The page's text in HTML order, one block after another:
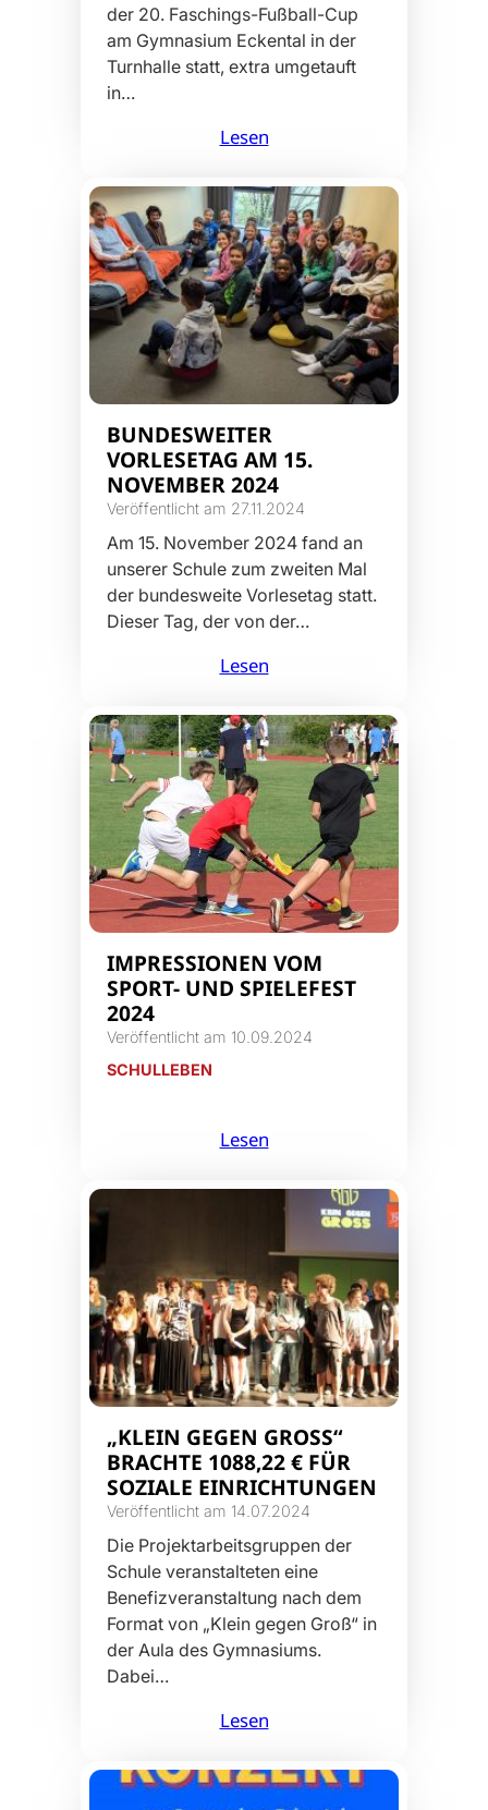
der 20. Faschings-Fußball-Cup
am Gymnasium Eckental in der
Turnhalle statt, extra umgetauft
in…
Lesen
BUNDESWEITER
VORLESETAG AM 15.
NOVEMBER 2024
Veröffentlicht am 27.11.2024
Am 15. November 2024 fand an
unserer Schule zum zweiten Mal
der bundesweite Vorlesetag statt.
Dieser Tag, der von der…
Lesen
IMPRESSIONEN VOM
SPORT- UND SPIELEFEST
2024
Veröffentlicht am 10.09.2024
SCHULLEBEN
Lesen
„KLEIN GEGEN GROSS“ B
RACHTE 1088,22 € FÜR S
OZIALE EINRICHTUNGEN
Veröffentlicht am 14.07.2024
Die Projektarbeitsgruppen der
Schule veranstalteten eine
Benefizveranstaltung nach dem
Format von „Klein gegen Groß“ in
der Aula des Gymnasiums.
Dabei…
Lesen